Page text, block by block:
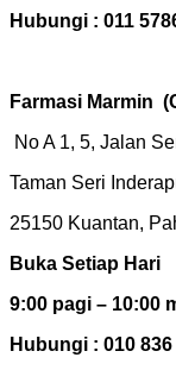
Hubungi : 011
Farmasi Marmin
No A 1, 5, Jalan
Taman Seri
25150 Kuantan,
Buka Setiap Hari
9:00 pagi – 10:00
Hubungi : 010 836